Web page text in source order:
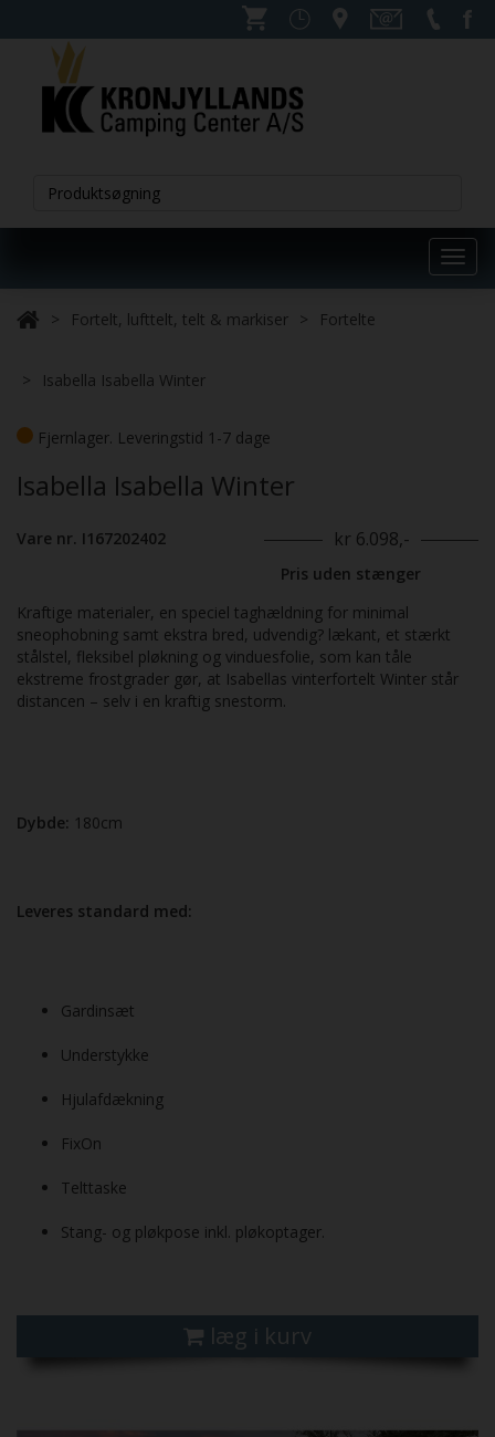
Fortelt, lufttelt, telt & markiser Fortelte
Isabella Isabella Winter
Fjernlager. Leveringstid 1-7 dage
Isabella Isabella Winter
Vare nr. I167202402 kr 6.098,-
Pris uden stænger
Kraftige materialer, en speciel taghældning for minimal
sneophobning samt ekstra bred, udvendig? lækant, et stærkt
stålstel, fleksibel pløkning og vinduesfolie, som kan tåle
ekstreme frostgrader gør, at Isabellas vinterfortelt Winter står
distancen – selv i en kraftig snestorm.
Dybde: 180cm
Leveres standard med:
Gardinsæt
Understykke
Hjulafdækning
FixOn
Telttaske
Stang- og pløkpose inkl. pløkoptager.
læg i kurv